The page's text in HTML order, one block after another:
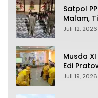
Satpol
Malam,
soal
Juli 12, 2026
Musda
Edi
Partai
Juli 19, 2026